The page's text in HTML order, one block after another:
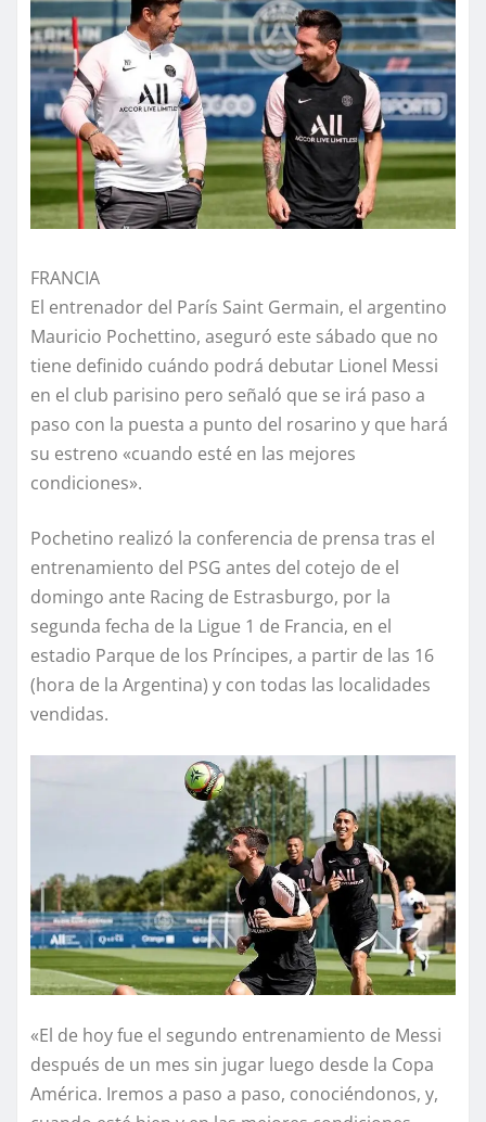
FRANCIA
El entrenador del París Saint Germain, el argentino
Mauricio Pochettino, aseguró este sábado que no
tiene definido cuándo podrá debutar Lionel Messi
en el club parisino pero señaló que se irá paso a
paso con la puesta a punto del rosarino y que hará
su estreno «cuando esté en las mejores
condiciones».
Pochetino realizó la conferencia de prensa tras el
entrenamiento del PSG antes del cotejo de el
domingo ante Racing de Estrasburgo, por la
segunda fecha de la Ligue 1 de Francia, en el
estadio Parque de los Príncipes, a partir de las 16
(hora de la Argentina) y con todas las localidades
vendidas.
«El de hoy fue el segundo entrenamiento de Messi
después de un mes sin jugar luego desde la Copa
América. Iremos a paso a paso, conociéndonos, y,